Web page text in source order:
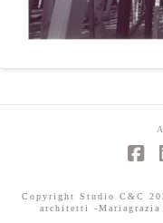
Copyright Studio C&C
architetti -